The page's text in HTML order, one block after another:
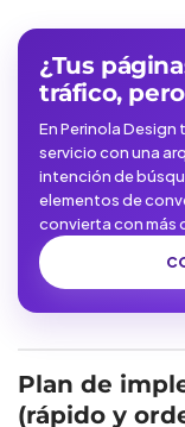
¿Tus
tráfico,
En Perinola
servicio con una
intención de
elementos de
convierta con más
Plan de
(rápido y